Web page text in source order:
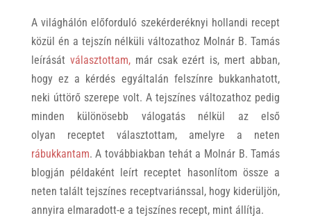
A világhálón előforduló szekérderéknyi hollandi recept
közül én a tejszín nélküli változathoz Molnár B. Tamás
leírását választottam,már csak ezért is, mert abban,
hogy ez a kérdés egyáltalán felszínre bukkanhatott,
neki úttörő szerepe volt. A tejszínes változathoz pedig
minden különösebb válogatás nélkül az első
olyan receptet választottam, amelyre a neten
rábukkantam. A továbbiakban tehát a Molnár B. Tamás
blogján példaként leírt receptet hasonlítom össze a
neten talált tejszínes receptvariánssal, hogy kiderüljön,
annyira elmaradott-e a tejszínes recept, mint állítja.